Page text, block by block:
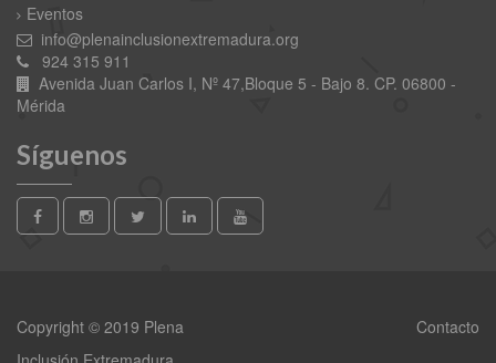
Eventos
info@plenainclusionextremadura.org
924 315 911
Avenida Juan Carlos I, Nº 47,Bloque 5 - Bajo 8. CP. 06800 -
Mérida
Síguenos
Copyright © 2019 Plena
Contacto